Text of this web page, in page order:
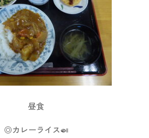
昼食
◎カレーライス🍛